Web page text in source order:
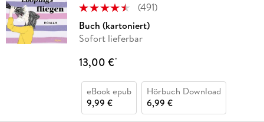
(491)
Buch (kartoniert)
Sofort lieferbar
13,00 €*
eBook epub
9,99 €
Hörbuch Download
6,99 €